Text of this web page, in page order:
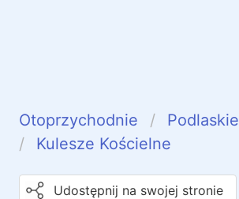
Otoprzychodnie
Podlaskie
Kulesze Kościelne
Udostępnij na swojej stronie